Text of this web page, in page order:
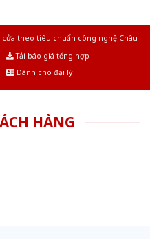
theo tiêu chuẩn công nghệ Châu
Tải báo giá tổng hợp
Dành cho đại lý
HÀNG